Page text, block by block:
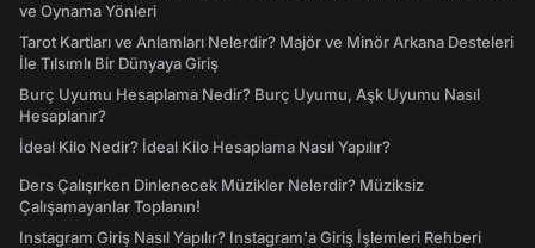
ve Oynama Yönleri
Tarot Kartları ve Anlamları Nelerdir? Majör ve Minör Arkana Desteleri
İle Tılsımlı Bir Dünyaya Giriş
Burç Uyumu Hesaplama Nedir? Burç Uyumu, Aşk Uyumu Nasıl
Hesaplanır?
İdeal Kilo Nedir? İdeal Kilo Hesaplama Nasıl Yapılır?
Ders Çalışırken Dinlenecek Müzikler Nelerdir? Müziksiz
Çalışamayanlar Toplanın!
Instagram Giriş Nasıl Yapılır? Instagram'a Giriş İşlemleri Rehberi